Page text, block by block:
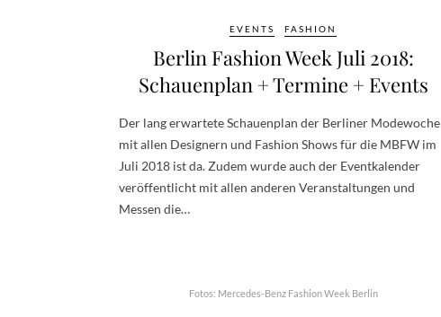
EVENTS FASHION
Berlin Fashion Week Juli 2018:
Schauenplan + Termine + Events
Der lang erwartete Schauenplan der Berliner Modewoche
mit allen Designern und Fashion Shows für die MBFW im
Juli 2018 ist da. Zudem wurde auch der Eventkalender
veröffentlicht mit allen anderen Veranstaltungen und
Messen die…
Fotos: Mercedes-Benz Fashion Week Berlin